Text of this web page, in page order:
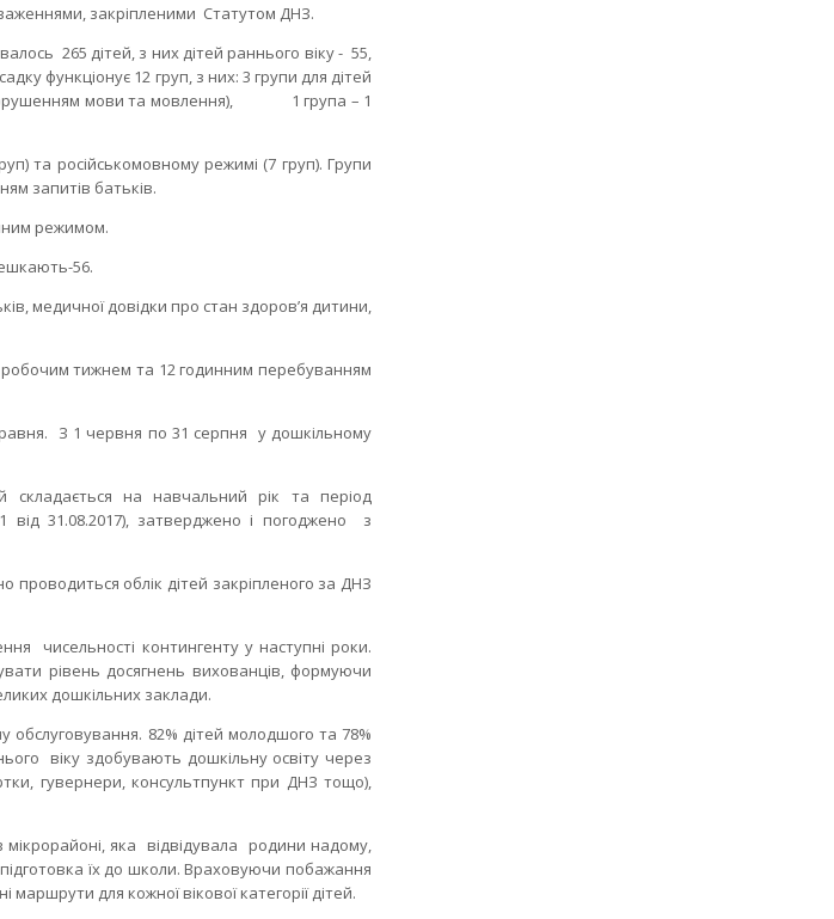
закріпленими Статутом ДНЗ.
265 дітей, з них дітей раннього віку - 55,
функціонує 12 груп, з них: 3 групи для дітей
з порушенням мови та мовлення), 1 група – 1
та російськомовному режимі (7 груп). Групи
запитів батьків.
режимом.
56.
медичної довідки про стан здоров’я дитини,
тижнем та 12 годинним перебуванням
З 1 червня по 31 серпня у дошкільному
складається на навчальний рік та період
31.08.2017), затверджено і погоджено з
облік дітей закріпленого за ДНЗ
чисельності контингенту у наступні роки.
рівень досягнень вихованців, формуючи
дошкільних заклади.
обслуговування. 82% дітей молодшого та 78%
віку здобувають дошкільну освіту через
гувернери, консультпункт при ДНЗ тощо),
мікрорайоні, яка відвідувала родини надому,
їх до школи. Враховуючи побажання
для кожної вікової категорії дітей.